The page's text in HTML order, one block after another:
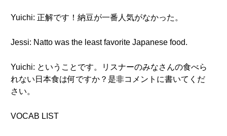
Yuichi: 正解です！納豆が一番人気がなかった。
Jessi: Natto was the least favorite Japanese food.
Yuichi: ということです。リスナーのみなさんの食べら
れない日本食は何ですか？是非コメントに書いてくだ
さい。
VOCAB LIST